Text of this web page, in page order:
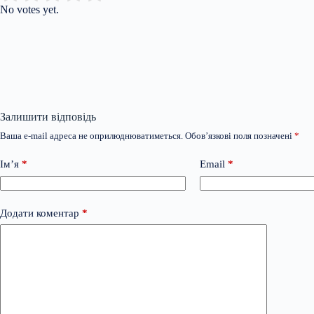
No votes yet.
Залишити відповідь
Ваша e-mail адреса не оприлюднюватиметься. Обов’язкові поля позначені *
Ім’я * Email *
Додати коментар *